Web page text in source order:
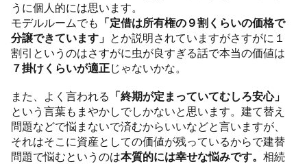
うに個人的には思います。
モデルルームでも
「定借は所有権の９割くらいの価格で
分譲できています」 とか説明されていますがさすがに１
割引というのはさすがに虫が良すぎる話で本当の価値は
７掛けくらいが適正じゃないかな。
また、よく言われる
「終期が定まっていてむしろ安心」
という言葉もまやかしでしかないと思います。建て替え
問題などで悩まないで済むからいいなどと言いますが、
それはそこに資産としての価値が残っているからで建替
問題で悩むというのは本質的には幸せな悩みです。相続